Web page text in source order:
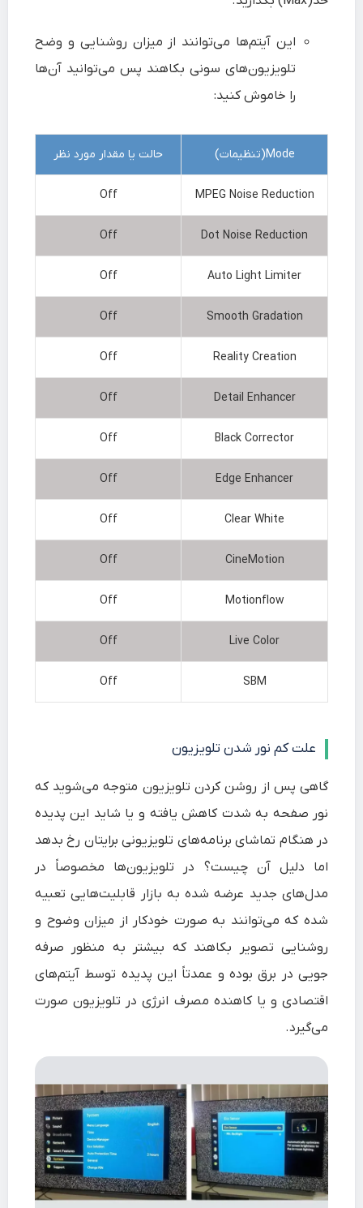
این آیتم‌ها می‌توانند از میزان روشنایی و وضح
تلویزیون‌های سونی بکاهند پس می‌توانید آن‌ها
را خاموش کنید:
Mode(تنظیمات) حالت یا مقدار مورد نظر
MPEG Noise Reduction
Off
Dot Noise Reduction
Off
Auto Light Limiter
Off
Smooth Gradation
Off
Reality Creation
Off
Detail Enhancer
Off
Black Corrector
Off
Edge Enhancer
Off
Clear White
Off
CineMotion
Off
Motionflow
Off
Live Color
Off
SBM
Off
علت کم نور شدن تلویزیون
گاهی پس از روشن کردن تلویزیون متوجه می‌شوید که
نور صفحه به شدت کاهش یافته و یا شاید این پدیده
در هنگام تماشای برنامه‌های تلویزیونی برایتان رخ بدهد
اما دلیل آن چیست؟ در تلویزیون‌ها مخصوصاً در
مدل‌های جدید عرضه شده به بازار قابلیت‌هایی تعبیه
شده که می‌توانند به صورت خودکار از میزان وضوح و
روشنایی تصویر بکاهند که بیشتر به منظور صرفه
جویی در برق بوده و عمدتاً این پدیده توسط آیتم‌های
اقتصادی و یا کاهنده مصرف انرژی در تلویزیون صورت
می‌گیرد.